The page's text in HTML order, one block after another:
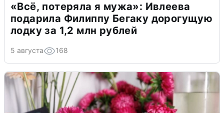
«Всё, потеряла я мужа»: Ивлеева
подарила Филиппу Бегаку дорогущую
лодку за 1,2 млн рублей
5 августа 168